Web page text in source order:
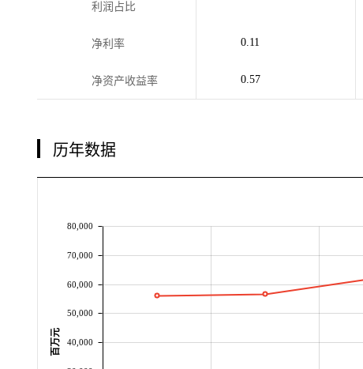
利润占比
净利率 0.11
净资产收益率 0.57
历年数据
40,000
50,000
60,000
70,000
80,000
百万元